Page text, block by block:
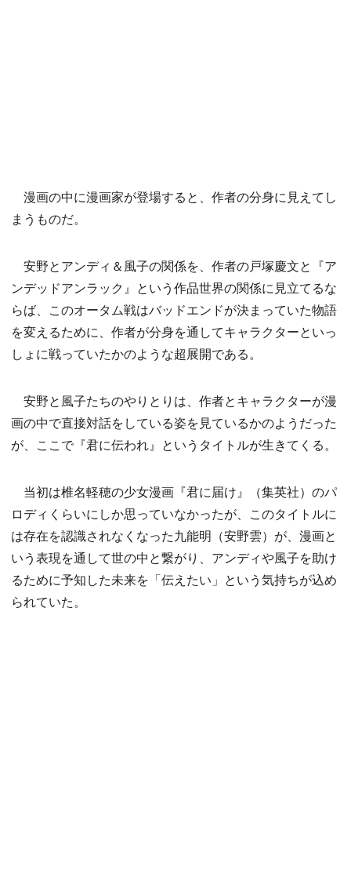
漫画の中に漫画家が登場すると、作者の分身に見えてし
まうものだ。
安野とアンディ＆風子の関係を、作者の戸塚慶文と『ア
ンデッドアンラック』という作品世界の関係に見立てるな
らば、このオータム戦はバッドエンドが決まっていた物語
を変えるために、作者が分身を通してキャラクターといっ
しょに戦っていたかのような超展開である。
安野と風子たちのやりとりは、作者とキャラクターが漫
画の中で直接対話をしている姿を見ているかのようだった
が、ここで『君に伝われ』というタイトルが生きてくる。
当初は椎名軽穂の少女漫画『君に届け』（集英社）のパ
ロディくらいにしか思っていなかったが、このタイトルに
は存在を認識されなくなった九能明（安野雲）が、漫画と
いう表現を通して世の中と繋がり、アンディや風子を助け
るために予知した未来を「伝えたい」という気持ちが込め
られていた。